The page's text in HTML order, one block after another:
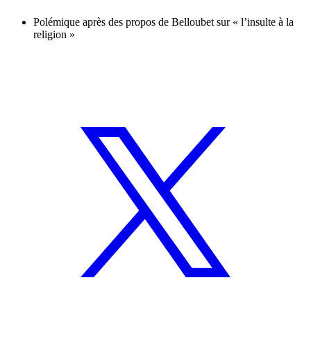
Polémique après des propos de Belloubet sur « l’insulte à la
religion »